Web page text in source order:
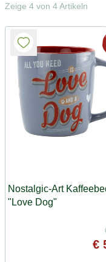
Zeige 4 von 4 Artikeln
Nostalgic-Art
"Love Dog"
€